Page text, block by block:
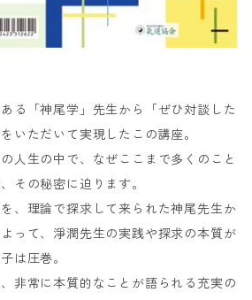
る「神尾学」先生から「ぜひ対談した
いただいて実現したこの講座。
人生の中で、なぜここまで多くのこと
その秘密に迫ります。
、理論で探求して来られた神尾先生か
って、淨潤先生の実践や探求の本質が
は圧巻。
非常に本質的なことが語られる充実の